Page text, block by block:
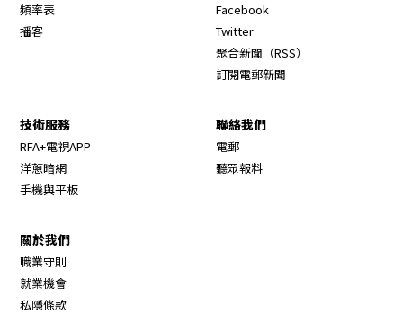
頻率表
播客
Facebook
Twitter
聚合新聞（RSS）
訂閱電郵新聞
技術服務
RFA+電視APP
洋蔥暗網
手機與平板
聯絡我們
電郵
聽眾報料
關於我們
職業守則
就業機會
私隱條款